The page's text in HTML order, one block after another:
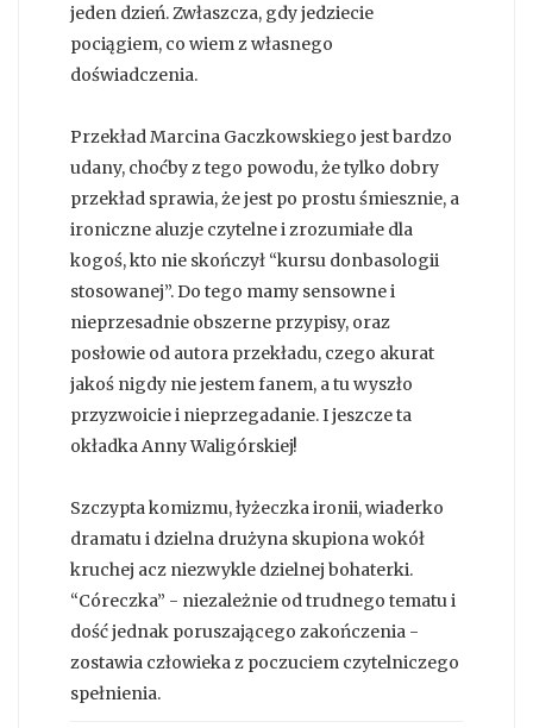
jeden dzień. Zwłaszcza, gdy jedziecie
pociągiem, co wiem z własnego
doświadczenia.
Przekład Marcina Gaczkowskiego jest bardzo
udany, choćby z tego powodu, że tylko dobry
przekład sprawia, że jest po prostu śmiesznie, a
ironiczne aluzje czytelne i zrozumiałe dla
kogoś, kto nie skończył “kursu donbasologii
stosowanej”. Do tego mamy sensowne i
nieprzesadnie obszerne przypisy, oraz
posłowie od autora przekładu, czego akurat
jakoś nigdy nie jestem fanem, a tu wyszło
przyzwoicie i nieprzegadanie. I jeszcze ta
okładka Anny Waligórskiej!
Szczypta komizmu, łyżeczka ironii, wiaderko
dramatu i dzielna drużyna skupiona wokół
kruchej acz niezwykle dzielnej bohaterki.
“Córeczka” - niezależnie od trudnego tematu i
dość jednak poruszającego zakończenia -
zostawia człowieka z poczuciem czytelniczego
spełnienia.